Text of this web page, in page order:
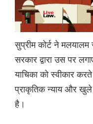
सुप्रीम कोर्ट ने
सरकार द्वारा उस पर
याचिका को स्वीकार
प्राकृतिक न्याय और खुले
है।